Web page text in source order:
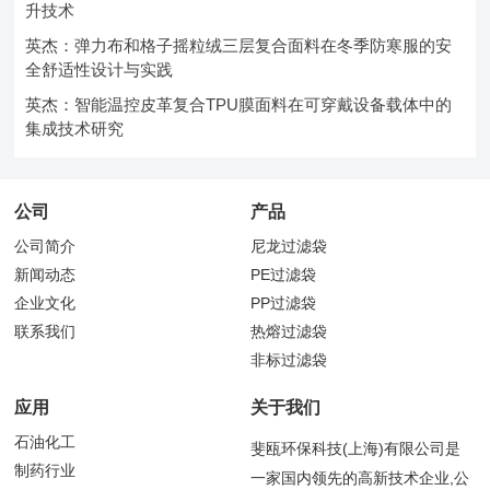
升技术
英杰：弹力布和格子摇粒绒三层复合面料在冬季防寒服的安
全舒适性设计与实践
英杰：智能温控皮革复合TPU膜面料在可穿戴设备载体中的
集成技术研究
公司
公司简介
新闻动态
企业文化
联系我们
产品
尼龙过滤袋
PE过滤袋
PP过滤袋
热熔过滤袋
非标过滤袋
应用
石油化工
制药行业
关于我们
斐瓯环保科技(上海)有限公司是
一家国内领先的高新技术企业,公